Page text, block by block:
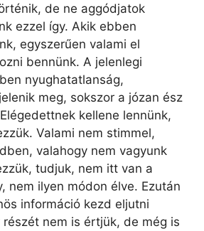
de ne aggódjatok
ezzel így. Akik ebben
egyszerűen valami el
bennünk. A jelenlegi
nyughatatlanság,
meg, sokszor a józan ész
kellene lennünk,
Valami nem stimmel,
valahogy nem vagyunk
tudjuk, nem itt van a
nem ilyen módon élve. Ezután
információ kezd eljutni
nem is értjük, de még is